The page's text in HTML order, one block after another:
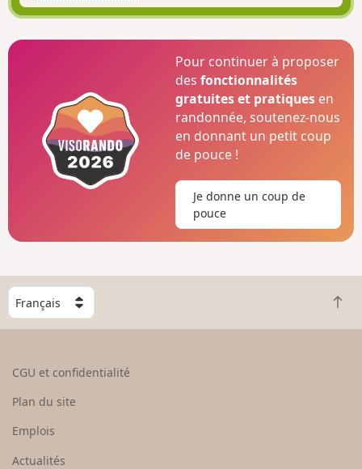
Pour continuer à proposer
desfonctionnalités
gratuites et pratiques en
randonnée, soutenez-nous
en donnant un petit coup
de pouce !
Je donne un coup de
pouce
C
h
o
e
u
R
e
CGU et confidentialité
Plan du site
Emplois
Actualités